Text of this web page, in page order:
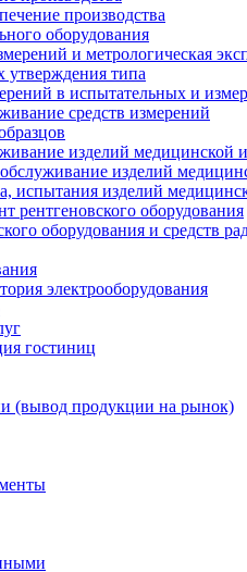
производства
оборудования
и метрологическая
типа
в испытательных и
средств измерений
изделий медицинской
изделий
испытания изделий
рентгеновского оборудования
оборудования и средств
электрооборудования
гостиниц
(вывод продукции на рынок)